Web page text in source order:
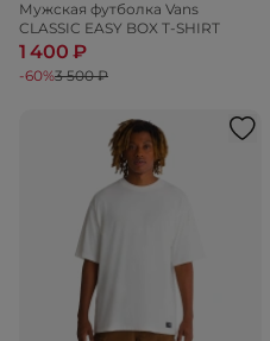
Мужская футболка Vans
CLASSIC EASY BOX T-SHIRT
1 400 ₽
-60%3 500 ₽